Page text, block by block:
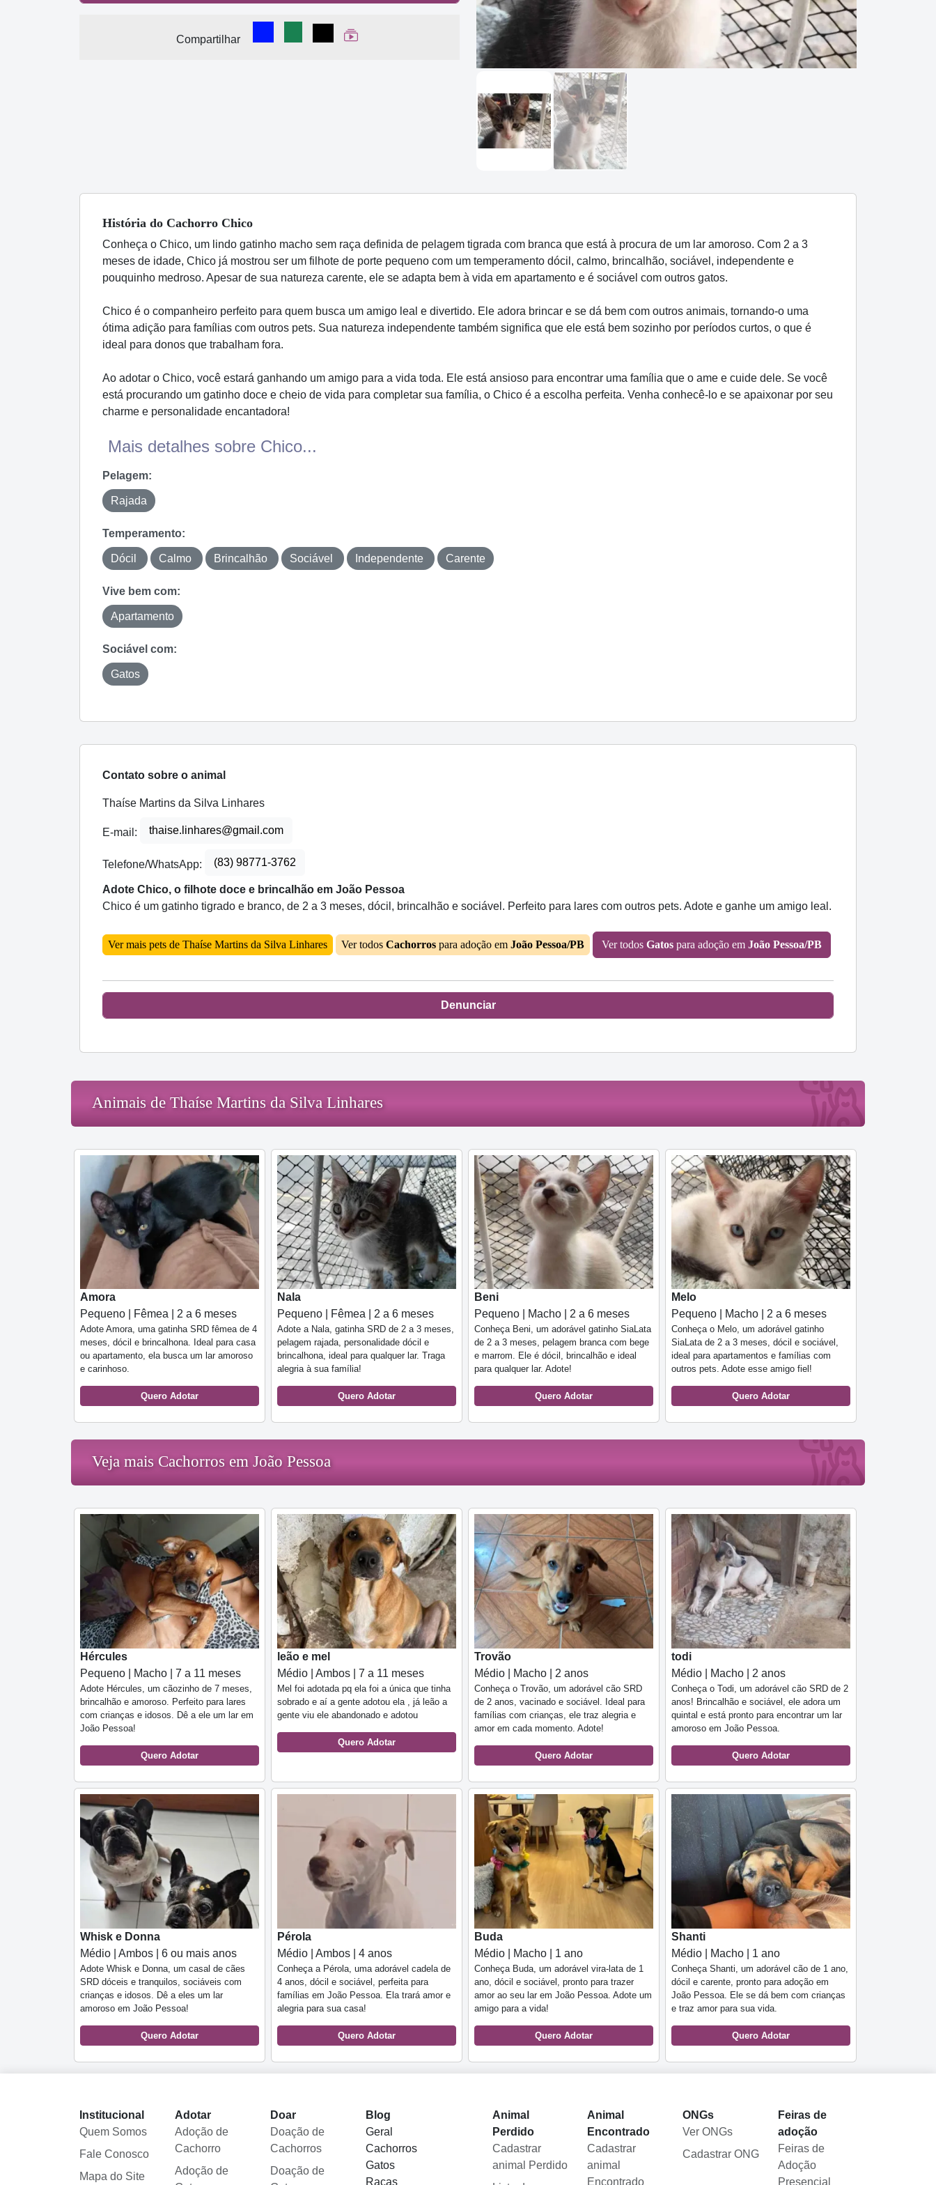
Compartilhar
Compartilhar no Facebook
Compartilhar no WhatsApp
Compartilhar
Ver Web Story
História do Cachorro Chico
Conheça o Chico, um lindo gatinho macho sem raça definida de pelagem tigrada com branca que está à procura de um lar amoroso. Com 2 a 3
meses de idade, Chico já mostrou ser um filhote de porte pequeno com um temperamento dócil, calmo, brincalhão, sociável, independente e
pouquinho medroso. Apesar de sua natureza carente, ele se adapta bem à vida em apartamento e é sociável com outros gatos.
Chico é o companheiro perfeito para quem busca um amigo leal e divertido. Ele adora brincar e se dá bem com outros animais, tornando-o uma
ótima adição para famílias com outros pets. Sua natureza independente também significa que ele está bem sozinho por períodos curtos, o que é
ideal para donos que trabalham fora.
Ao adotar o Chico, você estará ganhando um amigo para a vida toda. Ele está ansioso para encontrar uma família que o ame e cuide dele. Se você
está procurando um gatinho doce e cheio de vida para completar sua família, o Chico é a escolha perfeita. Venha conhecê-lo e se apaixonar por seu
charme e personalidade encantadora!
Mais detalhes sobre Chico...
Pelagem:
Rajada
Temperamento:
Dócil Calmo Brincalhão Sociável Independente Carente
Vive bem com:
Apartamento
Sociável com:
Gatos
Contato sobre o animal
Thaíse Martins da Silva Linhares
E-mail: thaise.linhares@gmail.com
Telefone/WhatsApp: (83) 98771-3762
Adote Chico, o filhote doce e brincalhão em João Pessoa
Chico é um gatinho tigrado e branco, de 2 a 3 meses, dócil, brincalhão e sociável. Perfeito para lares com outros pets. Adote e ganhe um amigo leal.
Ver mais pets de Thaíse Martins da Silva Linhares Ver todos Cachorros para adoção em João Pessoa/PB Ver todos Gatos para adoção em João Pessoa/PB
Denunciar
Animais de Thaíse Martins da Silva Linhares
Amora
Pequeno | Fêmea | 2 a 6 meses
Adote Amora, uma gatinha SRD fêmea de 4
meses, dócil e brincalhona. Ideal para casa
ou apartamento, ela busca um lar amoroso
e carinhoso.
Quero Adotar
Nala
Pequeno | Fêmea | 2 a 6 meses
Adote a Nala, gatinha SRD de 2 a 3 meses,
pelagem rajada, personalidade dócil e
brincalhona, ideal para qualquer lar. Traga
alegria à sua família!
Quero Adotar
Beni
Pequeno | Macho | 2 a 6 meses
Conheça Beni, um adorável gatinho SiaLata
de 2 a 3 meses, pelagem branca com bege
e marrom. Ele é dócil, brincalhão e ideal
para qualquer lar. Adote!
Quero Adotar
Melo
Pequeno | Macho | 2 a 6 meses
Conheça o Melo, um adorável gatinho
SiaLata de 2 a 3 meses, dócil e sociável,
ideal para apartamentos e famílias com
outros pets. Adote esse amigo fiel!
Quero Adotar
Veja mais Cachorros em João Pessoa
Hércules
Pequeno | Macho | 7 a 11 meses
Adote Hércules, um cãozinho de 7 meses,
brincalhão e amoroso. Perfeito para lares
com crianças e idosos. Dê a ele um lar em
João Pessoa!
Quero Adotar
leão e mel
Médio | Ambos | 7 a 11 meses
Mel foi adotada pq ela foi a única que tinha
sobrado e aí a gente adotou ela , já leão a
gente viu ele abandonado e adotou
Quero Adotar
Trovão
Médio | Macho | 2 anos
Conheça o Trovão, um adorável cão SRD
de 2 anos, vacinado e sociável. Ideal para
famílias com crianças, ele traz alegria e
amor em cada momento. Adote!
Quero Adotar
todi
Médio | Macho | 2 anos
Conheça o Todi, um adorável cão SRD de 2
anos! Brincalhão e sociável, ele adora um
quintal e está pronto para encontrar um lar
amoroso em João Pessoa.
Quero Adotar
Whisk e Donna
Médio | Ambos | 6 ou mais anos
Adote Whisk e Donna, um casal de cães
SRD dóceis e tranquilos, sociáveis com
crianças e idosos. Dê a eles um lar
amoroso em João Pessoa!
Quero Adotar
Pérola
Médio | Ambos | 4 anos
Conheça a Pérola, uma adorável cadela de
4 anos, dócil e sociável, perfeita para
famílias em João Pessoa. Ela trará amor e
alegria para sua casa!
Quero Adotar
Buda
Médio | Macho | 1 ano
Conheça Buda, um adorável vira-lata de 1
ano, dócil e sociável, pronto para trazer
amor ao seu lar em João Pessoa. Adote um
amigo para a vida!
Quero Adotar
Shanti
Médio | Macho | 1 ano
Conheça Shanti, um adorável cão de 1 ano,
dócil e carente, pronto para adoção em
João Pessoa. Ele se dá bem com crianças
e traz amor para sua vida.
Quero Adotar
Institucional
Quem Somos
Fale Conosco
Mapa do Site
Adotar
Adoção de
Cachorro
Adoção de
Doar
Doação de
Cachorros
Doação de
Blog
Geral
Cachorros
Gatos
Raças
Animal
Perdido
Cadastrar
animal Perdido
Animal
Encontrado
Cadastrar
animal
Encontrado
ONGs
Ver ONGs
Cadastrar ONG
Feiras de
adoção
Feiras de
Adoção
Presencial